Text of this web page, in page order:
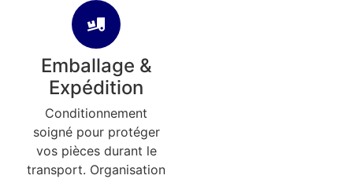
Emballage &
Expédition
Conditionnement
soigné pour protéger
vos pièces durant le
transport. Organisation